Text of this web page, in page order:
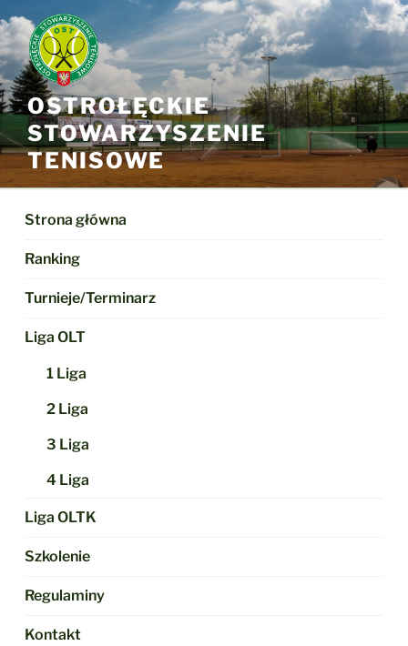
do
treści
OSTROŁĘCKIE
STOWARZYSZENIE
TENISOWE
Strona główna
Ranking
Turnieje/Terminarz
Liga OLT
1 Liga
2 Liga
3 Liga
4 Liga
Liga OLTK
Szkolenie
Regulaminy
Kontakt